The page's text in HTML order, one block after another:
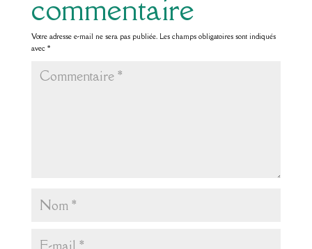
commentaire
Votre adresse e-mail ne sera pas publiée. Les champs obligatoires sont indiqués
avec *